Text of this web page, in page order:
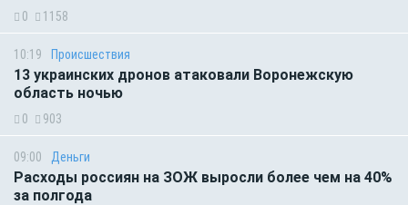
0 1158
10:19 Происшествия
13 украинских дронов атаковали Воронежскую
область ночью
0 903
09:00 Деньги
Расходы россиян на ЗОЖ выросли более чем на 40%
за полгода